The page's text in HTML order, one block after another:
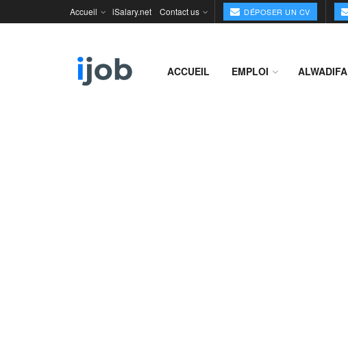
Accueil iSalary.net Contact us DÉPOSER UN CV
ACCUEIL EMPLOI ALWADIFA